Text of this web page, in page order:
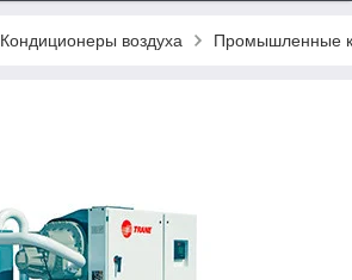
Кондиционеры воздуха Промышленные